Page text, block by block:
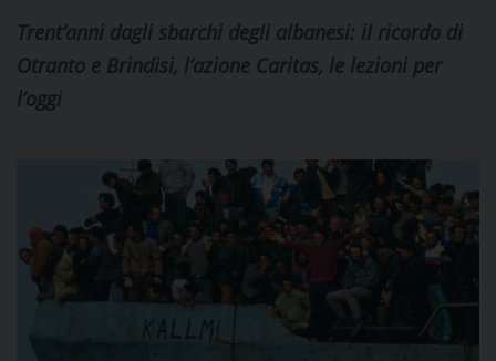
Trent’anni dagli sbarchi degli albanesi: il ricordo di
Otranto e Brindisi, l’azione Caritas, le lezioni per
l’oggi